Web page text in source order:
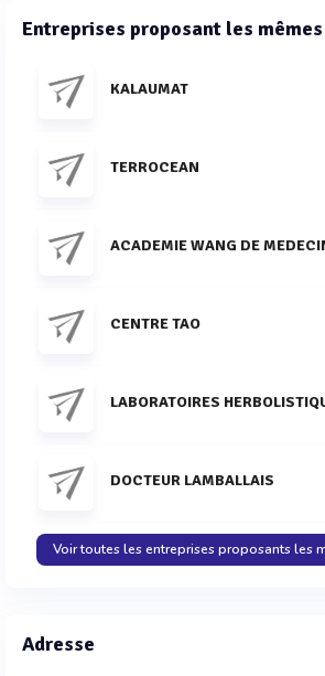
Entreprises proposant les
KALAUMAT
TERROCEAN
ACADEMIE WANG DE
CENTRE TAO
LABORATOIRES
DOCTEUR LAMBALLAIS
Voir toutes les entreprises proposants les
Adresse